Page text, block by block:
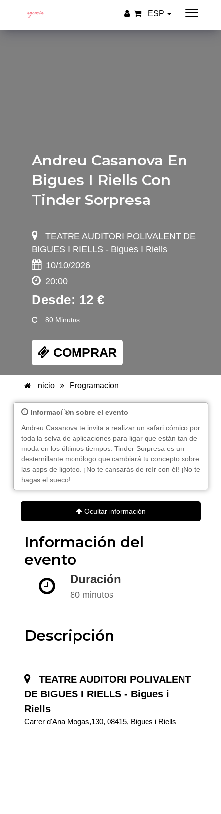
ESP
Andreu Casanova En
Bigues I Riells Con
Tinder Sorpresa
TEATRE AUDITORI POLIVALENT DE
BIGUES I RIELLS - Bigues I Riells
10/10/2026
20:00
Desde: 12 €
80 Minutos
COMPRAR
Inicio Programacion
Informaci¨®n sobre el evento
Andreu Casanova te invita a realizar un safari cómico por
toda la selva de aplicaciones para ligar que están tan de
moda en los últimos tiempos. Tinder Sorpresa es un
desternillante monólogo que cambiará tu concepto sobre
las apps de ligoteo. ¡No te cansarás de reír con él! ¡No te
hagas el sueco!
Ocultar información
Información del
evento
Duración
80 minutos
Descripción
TEATRE AUDITORI POLIVALENT
DE BIGUES I RIELLS - Bigues i
Riells
Carrer d'Ana Mogas,130, 08415, Bigues i Riells